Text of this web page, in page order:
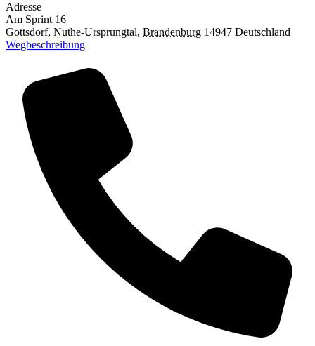
Adresse
Am Sprint 16
Gottsdorf, Nuthe-Ursprungtal, Brandenburg 14947 Deutschland
Wegbeschreibung